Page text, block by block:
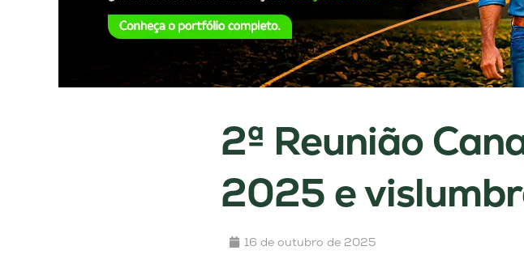
2ª Reunião
2025 e
16 de outubro de 2025